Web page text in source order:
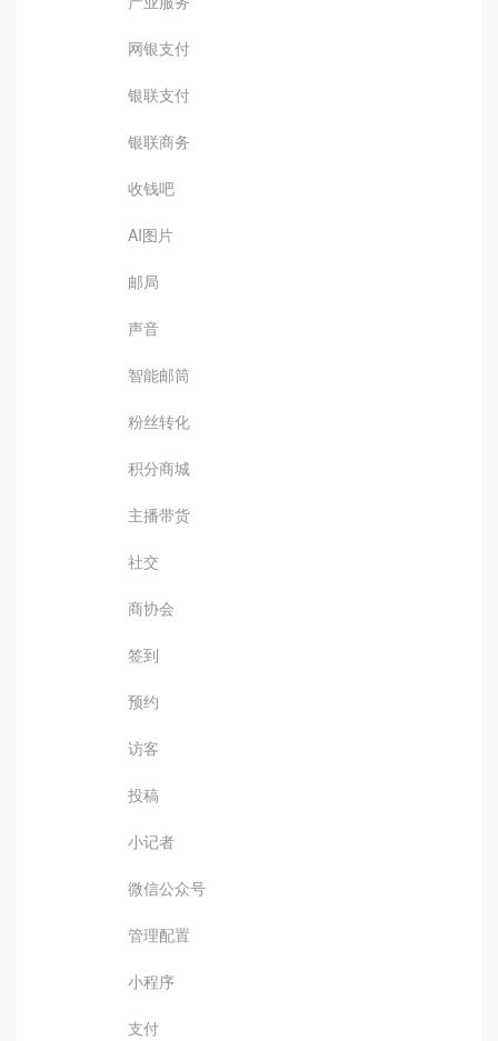
网银支付
银联支付
银联商务
收钱吧
AI图片
邮局
声音
智能邮筒
粉丝转化
积分商城
主播带货
社交
商协会
签到
预约
访客
投稿
小记者
微信公众号
管理配置
小程序
支付